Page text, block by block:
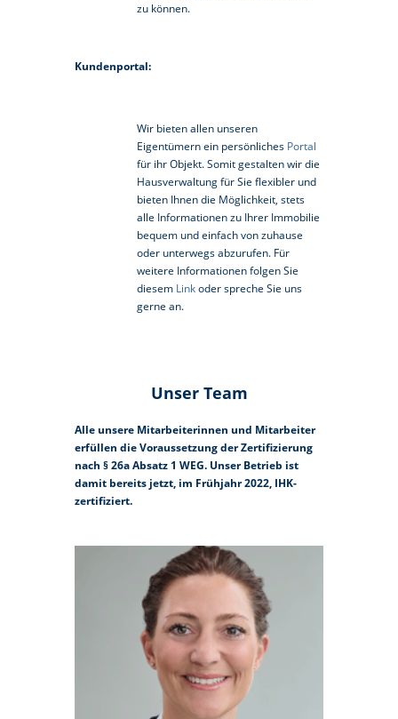
zu können.
Kundenportal:
Wir bieten allen unseren
Eigentümern ein persönliches Portal
für ihr Objekt. Somit gestalten wir die
Hausverwaltung für Sie flexibler und
bieten Ihnen die Möglichkeit, stets
alle Informationen zu Ihrer Immobilie
bequem und einfach von zuhause
oder unterwegs abzurufen. Für
weitere Informationen folgen Sie
diesem Linkoder spreche Sie uns
gerne an.
Unser Team
Alle unsere Mitarbeiterinnen und Mitarbeiter
erfüllen die Voraussetzung der Zertifizierung
nach § 26a Absatz 1 WEG. Unser Betrieb ist
damit bereits jetzt, im Frühjahr 2022, IHK-
zertifiziert.